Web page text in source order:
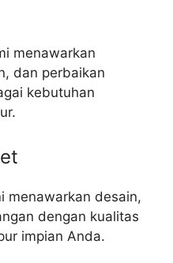
menawarkan
dan perbaikan
kebutuhan
menawarkan desain,
dengan kualitas
impian Anda.